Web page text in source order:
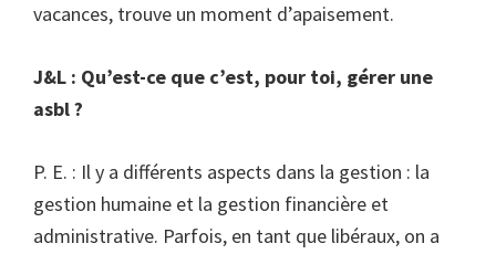
vacances, trouve un moment d’apaisement.
J&L : Qu’est-ce que c’est, pour toi, gérer une
asbl ?
P. E. : Il y a différents aspects dans la gestion : la
gestion humaine et la gestion financière et
administrative. Parfois, en tant que libéraux, on a